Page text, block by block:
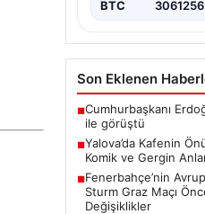
BTC 3061256
Son Eklenen
■Cumhurbaşkanı
ile görüştü
■Yalova’da Kafenin
Komik ve Gergin
■Fenerbahçe’nin
Sturm Graz Maçı
Değişiklikler